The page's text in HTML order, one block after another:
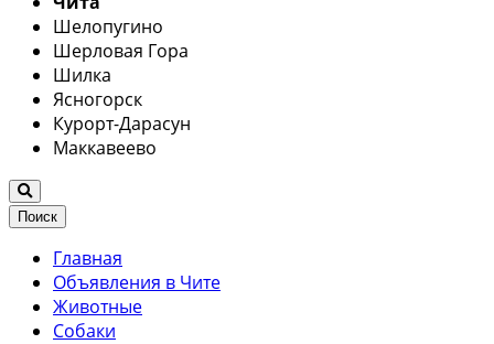
Шелопугино
Шерловая Гора
Шилка
Ясногорск
Курорт-Дарасун
Маккавеево
Поиск
Главная
Объявления в Чите
Животные
Собаки